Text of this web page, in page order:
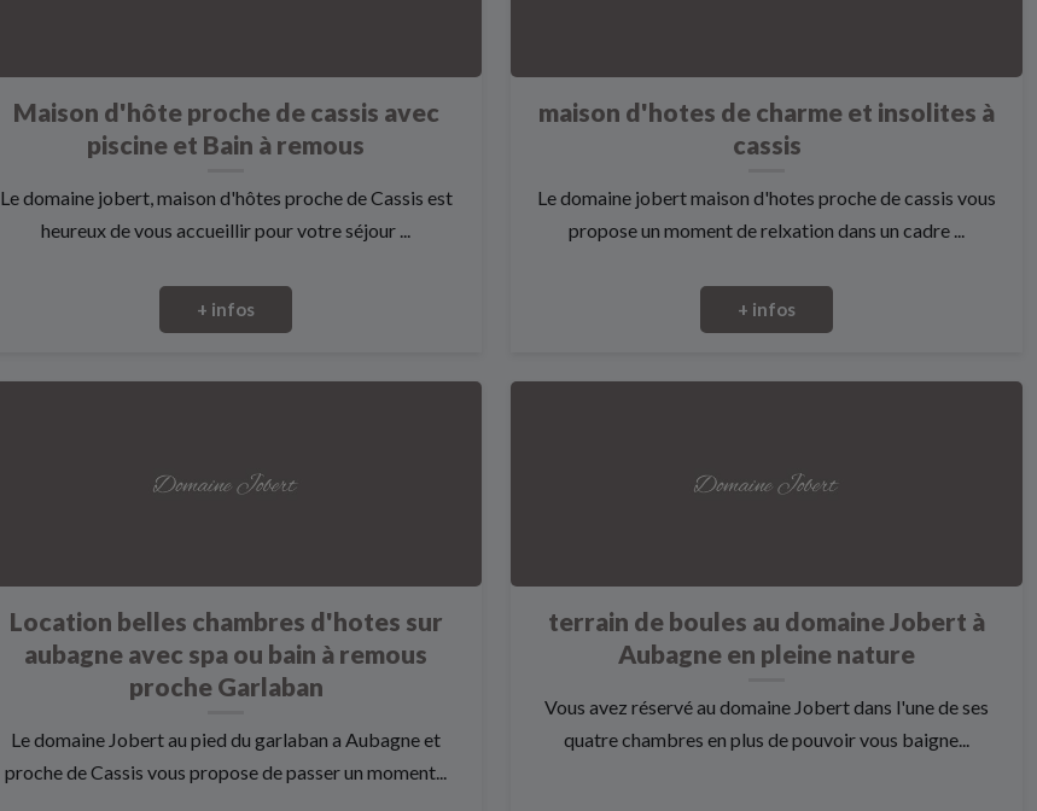
Maison d'hôte proche de cassis avec
piscine et Bain à remous
Le domaine jobert, maison d'hôtes proche de Cassis est
heureux de vous accueillir pour votre séjour ...
+ infos
maison d'hotes de charme et insolites à
cassis
Le domaine jobert maison d'hotes proche de cassis vous
propose un moment de relxation dans un cadre ...
+ infos
Location belles chambres d'hotes sur
aubagne avec spa ou bain à remous
proche Garlaban
Le domaine Jobert au pied du garlaban a Aubagne et
proche de Cassis vous propose de passer un moment...
terrain de boules au domaine Jobert à
Aubagne en pleine nature
Vous avez réservé au domaine Jobert dans l'une de ses
quatre chambres en plus de pouvoir vous baigne...